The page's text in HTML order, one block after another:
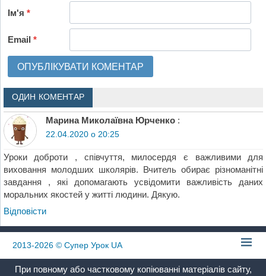
Ім'я*
Email*
ОДИН КОМЕНТАР
Марина Миколаївна Юрченко :
22.04.2020 о 20:25
Уроки доброти , співчуття, милосердя є важливими для
виховання молодших школярів. Вчитель обирає різноманітні
завдання , які допомагають усвідомити важливість даних
моральних якостей у житті людини. Дякую.
Відповіcти
2013-2026 © Супер Урок UA
При повному або частковому копіюванні матеріалів сайту,